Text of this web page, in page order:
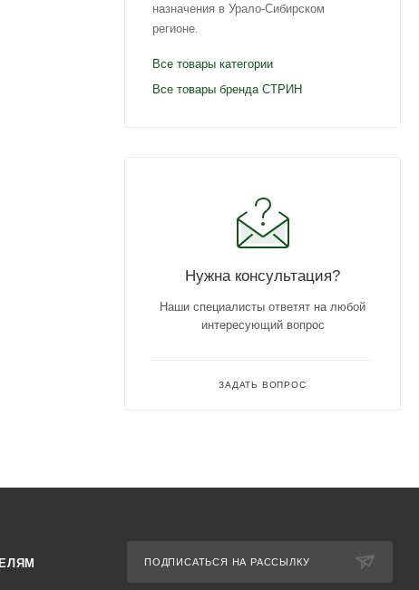
назначения в Урало-Сибирском
регионе.
Все товары категории
Все товары бренда СТРИН
Нужна консультация?
Наши специалисты ответят на любой
интересующий вопрос
ЗАДАТЬ ВОПРОС
ПОДПИСАТЬСЯ НА РАССЫЛКУ